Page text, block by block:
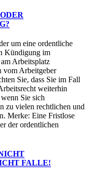
um eine ordentliche
Kündigung im
Arbeitsplatz
vom Arbeitgeber
Sie, dass Sie im Fall
weiterhin
Sie sich
zu vielen rechtlichen und
Merke: Eine Fristlose
der ordentlichen
FALLE!